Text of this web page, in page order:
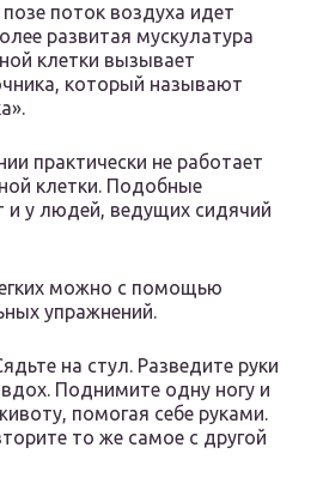
поток воздуха идет
развитая мускулатура
клетки вызывает
который называют
практически не работает
клетки. Подобные
у людей, ведущих сидячий
можно с помощью
упражнений.
на стул. Разведите руки
Поднимите одну ногу и
помогая себе руками.
то же самое с другой